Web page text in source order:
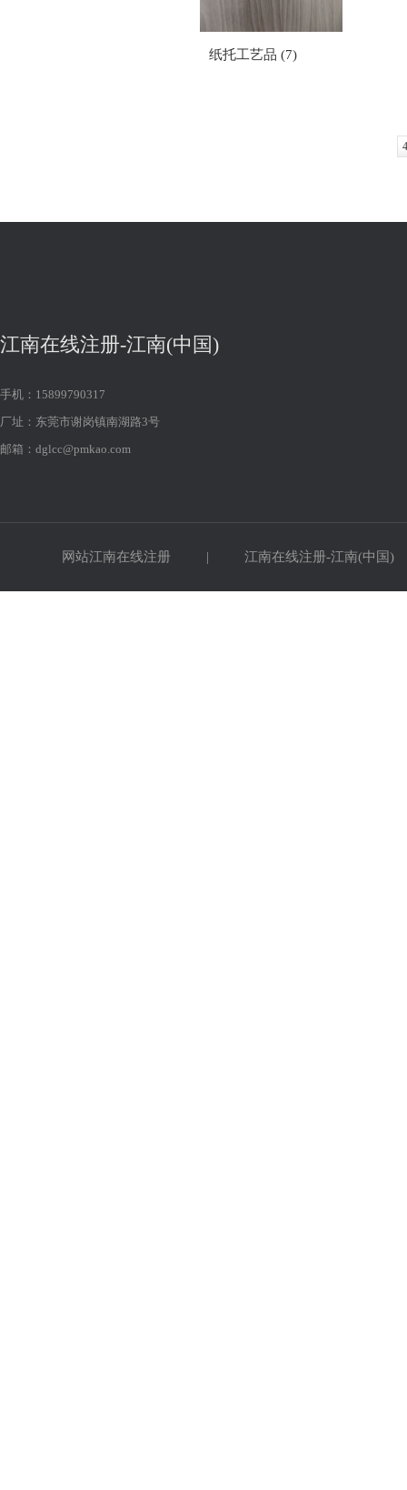
纸托工艺品 (7)
江南在线注册-江南(中国)
手机：15899790317
厂址：东莞市谢岗镇南湖路3号
邮箱：dglcc@pmkao.com
网站江南在线注册 | 江南在线注册-江南(中国)